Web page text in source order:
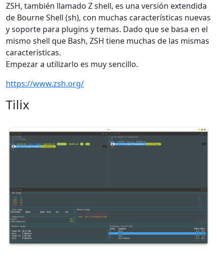
ZSH, también llamado Z shell, es una versión extendida
de Bourne Shell (sh), con muchas características nuevas
y soporte para plugins y temas. Dado que se basa en el
mismo shell que Bash, ZSH tiene muchas de las mismas
características.
Empezar a utilizarlo es muy sencillo.
https://www.zsh.org/
Tilix